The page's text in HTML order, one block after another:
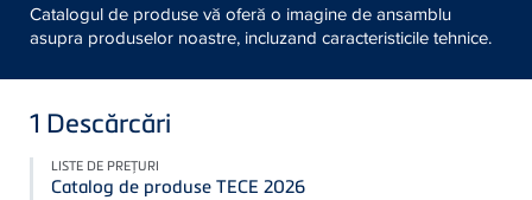
Catalogul de produse vă oferă o imagine de ansamblu
asupra produselor noastre, incluzand caracteristicile tehnice.
1 Descărcări
LISTE DE PREŢURI
Catalog de produse TECE 2026